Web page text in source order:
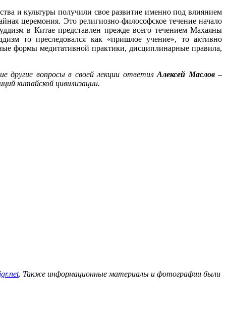
и культуры получили свое развитие именно под влиянием
церемония. Это религиозно-философское течение начало
в Китае представлен прежде всего течением Махаяны
то преследовался как «пришлое учение», то активно
формы медитативной практики, дисциплинарные правила,
другие вопросы в своей лекции ответилАлексей Маслов–
китайской цивилизации.
. Также информационные материалы и фотографии были